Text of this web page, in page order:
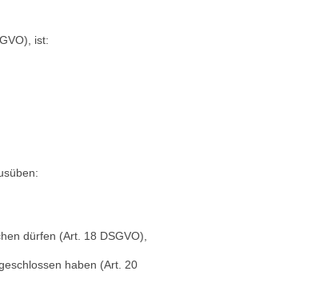
ist:
dürfen (Art. 18 DSGVO),
haben (Art. 20